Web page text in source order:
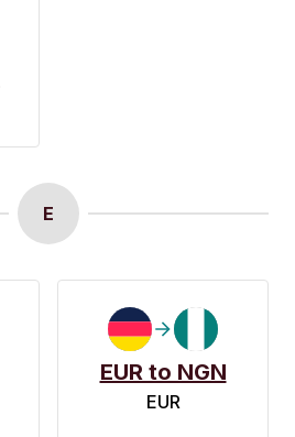
E
EUR to NGN
EUR